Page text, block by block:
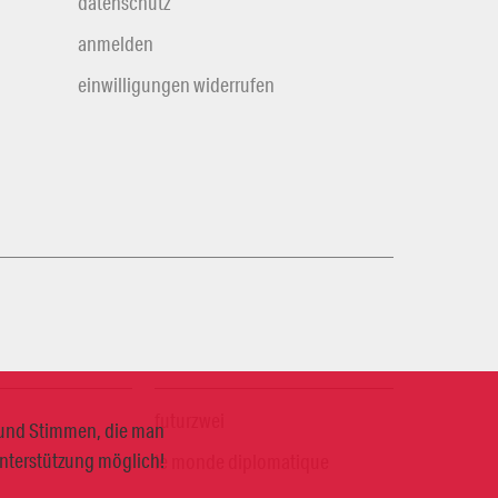
Stimmen, die man
möglich!
anmelden
einwilligungen widerrufen
le monde diplomatique